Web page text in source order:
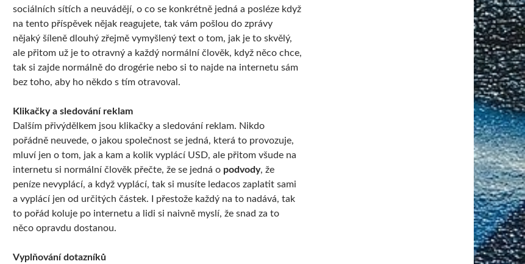
sociálních sítích a neuvádějí, o co se konkrétně jedná a posléze když
na tento příspěvek nějak reagujete, tak vám pošlou do zprávy
nějaký šíleně dlouhý zřejmě vymyšlený text o tom, jak je to skvělý,
ale přitom už je to otravný a každý normální člověk, když něco chce,
tak si zajde normálně do drogérie nebo si to najde na internetu sám
bez toho, aby ho někdo s tím otravoval.
Klikačky a sledování reklam
Dalším přivýdělkem jsou klikačky a sledování reklam. Nikdo
pořádně neuvede, o jakou společnost se jedná, která to provozuje,
mluví jen o tom, jak a kam a kolik vyplácí USD, ale přitom všude na
internetu si normální člověk přečte, že se jedná o podvody, že
peníze nevyplácí, a když vyplácí, tak si musíte ledacos zaplatit sami
a vyplácí jen od určitých částek. I přestože každý na to nadává, tak
to pořád koluje po internetu a lidi si naivně myslí, že snad za to
něco opravdu dostanou.
Vyplňování dotazníků